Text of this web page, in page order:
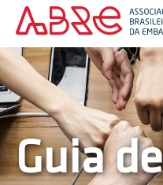
Guia de